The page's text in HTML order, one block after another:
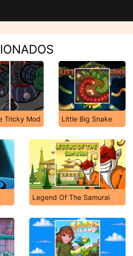
Tricky Mod Little Big Snake
Legend Of The Samurai